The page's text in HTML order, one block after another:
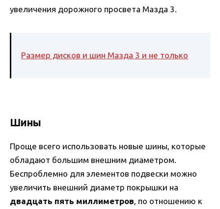
увеличения дорожного просвета Мазда 3.
Размер дисков и шин Мазда 3 и не только
Шины
Проще всего использовать новые шины, которые
обладают большим внешним диаметром.
Беспроблемно для элементов подвески можно
увеличить внешний диаметр покрышки на
двадцать пять миллиметров, по отношению к